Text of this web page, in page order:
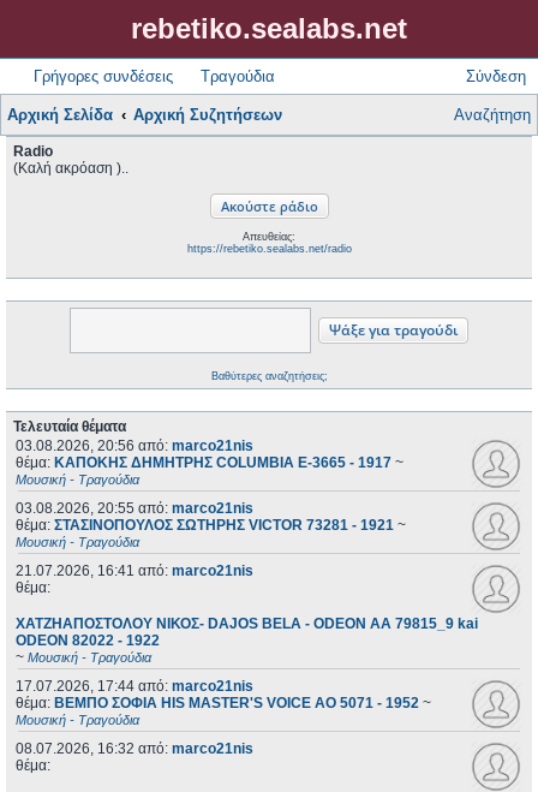
rebetiko.sealabs.net
Γρήγορες συνδέσεις Τραγούδια Σύνδεση
Αρχική Σελίδα Αρχική Συζητήσεων Αναζήτηση
Radio
(Καλή ακρόαση )..
Απευθείας:
https://rebetiko.sealabs.net/radio
Βαθύτερες αναζητήσεις;
Τελευταία θέματα
03.08.2026, 20:56 από: marco21nis
θέμα: ΚΑΠΟΚΗΣ ΔΗΜΗΤΡΗΣ COLUMBIA E-3665 - 1917 ~
Μουσική - Τραγούδια
03.08.2026, 20:55 από: marco21nis
θέμα: ΣΤΑΣΙΝΟΠΟΥΛΟΣ ΣΩΤΗΡΗΣ VICTOR 73281 - 1921 ~
Μουσική - Τραγούδια
21.07.2026, 16:41 από: marco21nis
θέμα:
ΧΑΤΖΗΑΠΟΣΤΟΛΟΥ ΝΙΚΟΣ- DAJOS BELA - ODEON AA 79815_9 kai
ODEON 82022 - 1922
~ Μουσική - Τραγούδια
17.07.2026, 17:44 από: marco21nis
θέμα: ΒΕΜΠΟ ΣΟΦΙΑ HIS MASTER'S VOICE AO 5071 - 1952 ~
Μουσική - Τραγούδια
08.07.2026, 16:32 από: marco21nis
θέμα: